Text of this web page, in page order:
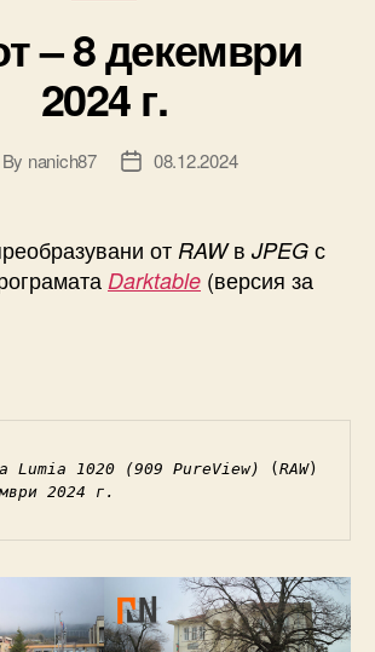
– 8 декември
2024 г.
By nanich87
Post08.12.2024
от RAWв JPEG с
Darktable (версия за
Lumia 1020 (909 PureView) ( RAW)
2024 г.